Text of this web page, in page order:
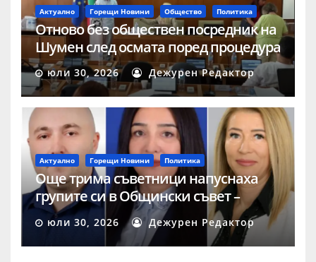
Актуално Горещи Новини Общество Политика
Отново без обществен посредник на
Шумен след осмата поред процедура
юли 30, 2026 Дежурен Редактор
Актуално Горещи Новини Политика
Още трима съветници напуснаха
групите си в Общински съвет –
Шумен
юли 30, 2026 Дежурен Редактор